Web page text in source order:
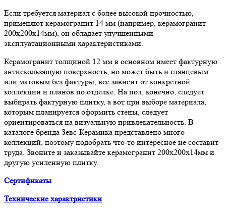
Если требуется материал с более высокой прочностью,
применяют керамогранит 14 мм (например, керамогранит
200х200х14мм), он обладает улучшенными
эксплуатационными характеристиками.
Керамогранит толщиной 12 мм в основном имеет фактурную
антискользящую поверхность, но может быть и глянцевым
или матовым без фактуры, все зависит от конкретной
коллекции и планов по отделке. На пол, конечно, следует
выбирать фактурную плитку, а вот при выборе материала,
которым планируется оформить стены, следует
ориентироваться на визуальную привлекательность. В
каталоге бренда Зевс-Керамика представлено много
коллекций, поэтому подобрать что-то интересное не составит
труда. Звоните и заказывайте керамогранит 200х200х14мм и
другую усиленную плитку.
Сертификаты
Технические характристики